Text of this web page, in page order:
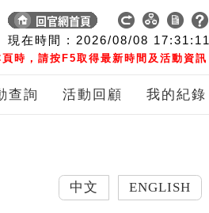
現在時間 : 2026/08/08 17:31:12
時，請按F5取得最新時間及活動資訊
查詢 活動回顧 我的紀錄
ENGLISH